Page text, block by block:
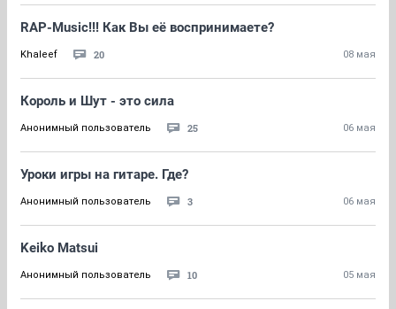
RAP-Music!!! Как Вы её воспринимаете?
Khaleef 20 08 мая
Король и Шут - это сила
Анонимный пользователь 25 06 мая
Уроки игры на гитаре. Где?
Анонимный пользователь 3 06 мая
Keiko Matsui
Анонимный пользователь 10 05 мая